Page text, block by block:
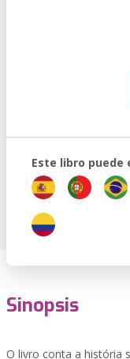
Este libro puede
Sinopsis
O livro conta a história